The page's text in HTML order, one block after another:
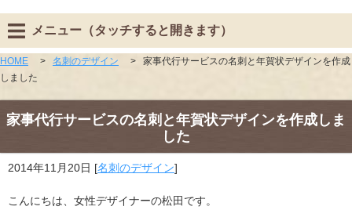
メニュー（タッチすると開きます）
HOME > 名刺のデザイン >
家事代行サービスの名刺と年賀状デザインを作成
しました
家事代行サービスの名刺と年賀状デザインを作成しま
した
2014年11月20日 [名刺のデザイン]
こんにちは、女性デザイナーの松田です。